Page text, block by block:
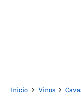
Inicio Vinos